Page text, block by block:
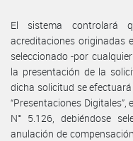
El sistema controlará
acreditaciones originadas
seleccionado -por
la presentación de la
dicha solicitud se
“Presentaciones
N° 5.126, debiéndose
anulación de